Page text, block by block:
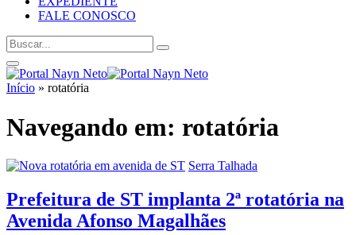
FALE CONOSCO
Início » rotatória
Navegando em: rotatória
Serra Talhada
Prefeitura de ST implanta 2ª rotatória na
Avenida Afonso Magalhães